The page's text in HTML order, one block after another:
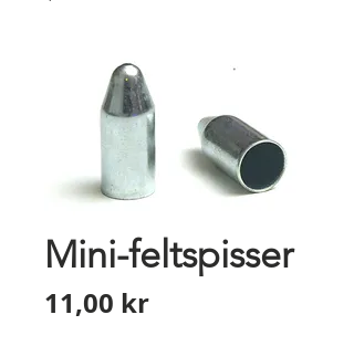
Mini-feltspisser
11,00 krPris